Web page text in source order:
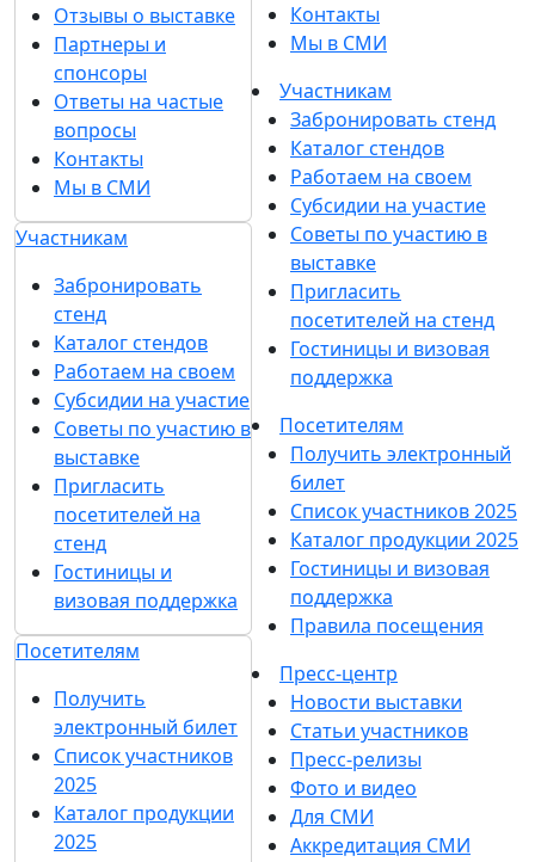
Отзывы о выставке
Партнеры и
спонсоры
Ответы на частые
вопросы
Контакты
Мы в СМИ
Участникам
Забронировать
стенд
Каталог стендов
Работаем на своем
Субсидии на участие
Советы по участию в
выставке
Пригласить
посетителей на
стенд
Гостиницы и
визовая поддержка
Посетителям
Получить
электронный билет
Список участников
2025
Каталог продукции
2025
Контакты
Мы в СМИ
Участникам
Забронировать стенд
Каталог стендов
Работаем на своем
Субсидии на участие
Советы по участию в
выставке
Пригласить
посетителей на стенд
Гостиницы и визовая
поддержка
Посетителям
Получить электронный
билет
Список участников 2025
Каталог продукции 2025
Гостиницы и визовая
поддержка
Правила посещения
Пресс-центр
Новости выставки
Статьи участников
Пресс-релизы
Фото и видео
Для СМИ
Аккредитация СМИ